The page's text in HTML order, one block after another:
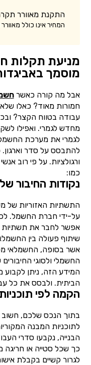
התקנת מאוורר
המחיר אינו כולל
מניעת תקלות
מוסמך
אבל מה קורה כאשר
חמורות מאוד? כאלו
עבודה בטווח הקצר?
מחדש לגמרי. ואפילו
לגמרי את מערכת
להתבסס על סדר וארגון.
ורגולציות. על פי רוב
כמו:
נקודות החיבור
התשתיות האזוריות של
על-ידי חברת החשמל.
אפשר לחבר את
שיתוף פעולה בין
אשר בסופה, החשמלאי
החשמלי ולסוגי
המידע הזה, ניתן
הביתית. ולבסס את כל
הקמה לפי
בתוך הנכס שלכם,
לתוכניות המבנה
הבנייה, נקבעו סדרי
כך שכל סטייה או
לגרור קשיים בקבלת